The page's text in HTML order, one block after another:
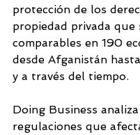
protección de los
propiedad privada que
comparables en 190
desde Afganistán
y a través del tiempo.
Doing Business
regulaciones que